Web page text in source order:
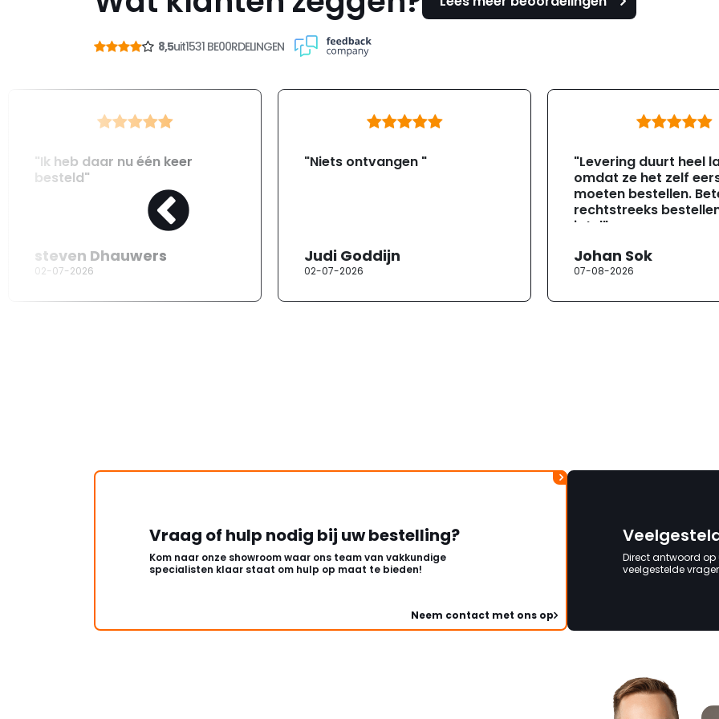
8,5uit1531 BE00RDELINGEN
"Ik heb daar nu één keer
besteld"
steven Dhauwers
02-07-2026
"Niets ontvangen "
Judi Goddijn
02-07-2026
"Levering duurt heel
omdat ze het zelf
moeten bestellen.
rechtstreeks
jotul"
Johan Sok
07-08-2026
Vraag of hulp nodig bij uw bestelling?
Kom naar onze showroom waar ons team van vakkundige
specialisten klaar staat om hulp op maat te bieden!
Neem contact met ons op
Direct antwoord op
veelgestelde